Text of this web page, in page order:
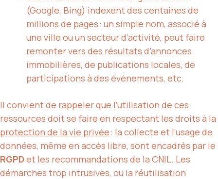
(Google, Bing) indexent des centaines de
millions de pages : un simple nom, associé à
une ville ou un secteur d’activité, peut faire
remonter vers des résultats d’annonces
immobilières, de publications locales, de
participations à des événements, etc.
Il convient de rappeler que l’utilisation de ces
ressources doit se faire en respectant les droits à la
protection de la vie privée: la collecte et l’usage de
données, même en accès libre, sont encadrés par le
RGPDet les recommandations de la CNIL. Les
démarches trop intrusives, ou la réutilisation